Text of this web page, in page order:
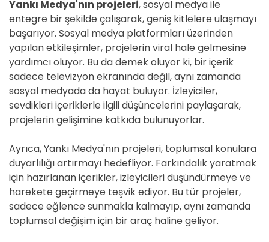
Yankı Medya'nın projeleri, sosyal medya ile
entegre bir şekilde çalışarak, geniş kitlelere ulaşmayı
başarıyor. Sosyal medya platformları üzerinden
yapılan etkileşimler, projelerin viral hale gelmesine
yardımcı oluyor. Bu da demek oluyor ki, bir içerik
sadece televizyon ekranında değil, aynı zamanda
sosyal medyada da hayat buluyor. İzleyiciler,
sevdikleri içeriklerle ilgili düşüncelerini paylaşarak,
projelerin gelişimine katkıda bulunuyorlar.
Ayrıca, Yankı Medya'nın projeleri, toplumsal konulara
duyarlılığı artırmayı hedefliyor. Farkındalık yaratmak
için hazırlanan içerikler, izleyicileri düşündürmeye ve
harekete geçirmeye teşvik ediyor. Bu tür projeler,
sadece eğlence sunmakla kalmayıp, aynı zamanda
toplumsal değişim için bir araç haline geliyor.